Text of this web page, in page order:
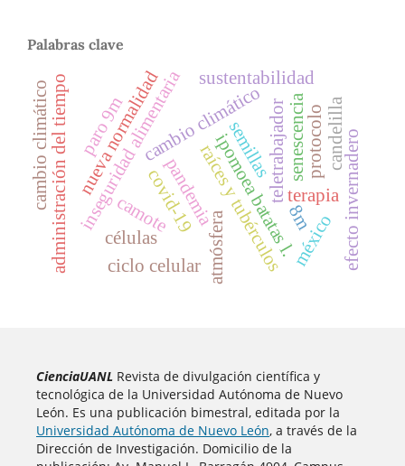
Palabras clave
camote ipomoea batatas l.
raíces y tubérculos
inseguridad alimentariacambio climáticoteletrabajador
administración del tiemponueva normalidad
covid-19
pandemia terapia
sustentabilidad
efecto invernadero
atmósfera
cambio climático senescencia
células
ciclo celular
protocolo
méxico
8m
paro 9m candelilla
semillas
CienciaUANLRevista de divulgación científica y
tecnológica de la Universidad Autónoma de Nuevo
León. Es una publicación bimestral, editada por la
Universidad Autónoma de Nuevo León, a través de la
Dirección de Investigación. Domicilio de la